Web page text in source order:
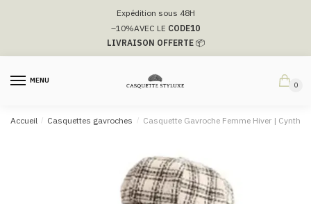
navigation
Expédition sous 48H
–10%AVEC LE CODE10
LIVRAISON OFFERTE📦
MENU
0
Accueil / Casquettes gavroches / Casquette Gavroche Femme Hiver​ | Cynthia